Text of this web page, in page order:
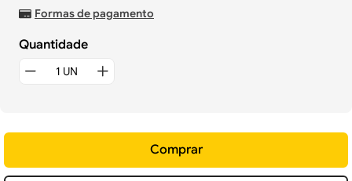
Formas de pagamento
Quantidade
Comprar